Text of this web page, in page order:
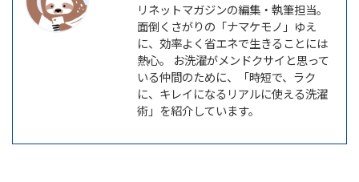
リネットマガジンの編集・執筆担当。
面倒くさがりの「ナマケモノ」ゆえ
に、効率よく省エネで生きることには
熱心。 お洗濯がメンドクサイと思って
いる仲間のために、「時短で、ラク
に、キレイになるリアルに使える洗濯
術」を紹介しています。